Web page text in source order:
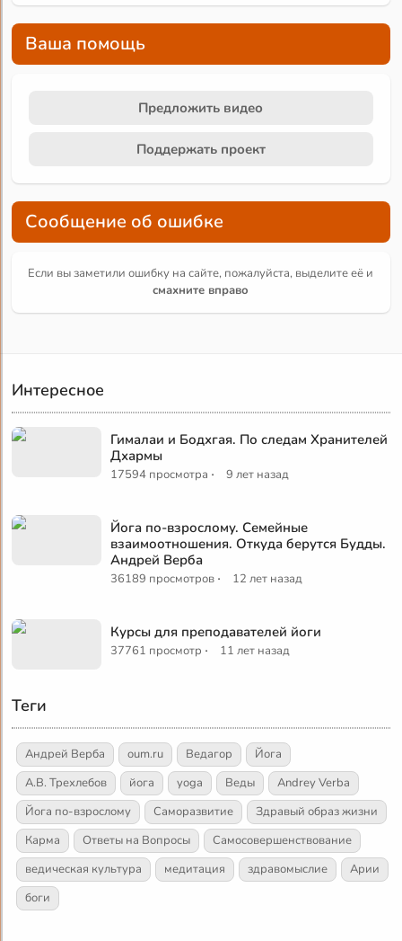
Ваша помощь
Предложить видео
Поддержать проект
Сообщение об ошибке
Если вы заметили ошибку на сайте, пожалуйста, выделите её и
смахните вправо
Интересное
Гималаи и Бодхгая. По следам Хранителей
Дхармы
17594 просмотра · 9 лет назад
Йога по-взрослому. Семейные
взаимоотношения. Откуда берутся Будды.
Андрей Верба
36189 просмотров · 12 лет назад
Курсы для преподавателей йоги
37761 просмотр · 11 лет назад
Теги
Андрей Верба oum.ru Ведагор
Йога
А.В. Трехлебов
йога yoga Веды
Andrey Verba
Йога по-взрослому
Саморазвитие
Здравый образ жизни
Карма
Ответы на Вопросы
Самосовершенствование
ведическая культура
медитация здравомыслие
Арии
боги